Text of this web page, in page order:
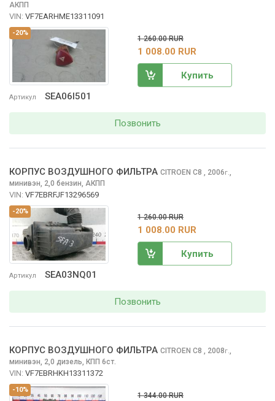
-20%
Артикул SEA06I501
АКПП
VIN: VF7EARHME13311091
1 260.00 RUR
1 008.00 RUR
Купить
Позвонить
-20%
Артикул SEA03NQ01
КОРПУС ВОЗДУШНОГО ФИЛЬТРА CITROEN C8 , 2006г.,
минивэн, 2,0 бензин, АКПП
VIN: VF7EBRFJF13296569
1 260.00 RUR
1 008.00 RUR
Купить
Позвонить
-10%
КОРПУС ВОЗДУШНОГО ФИЛЬТРА CITROEN C8 , 2008г.,
минивэн, 2,0 дизель, КПП 6ст.
VIN: VF7EBRHKH13311372
1 344.00 RUR